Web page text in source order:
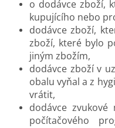
o dodávce zboží,
kupujícího nebo
dodávce zboží,
zboží, které bylo
jiným zbožím,
dodávce zboží v
obalu vyňal a z
vrátit,
dodávce
počítačového